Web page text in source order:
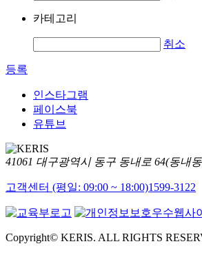
카테고리
취소
등록
인스타그램
페이스북
유튜브
41061 대구광역시 동구 동내로 64(동내
고객센터 (평일: 09:00 ~ 18:00)1599-3122
Copyright© KERIS. ALL RIGHTS